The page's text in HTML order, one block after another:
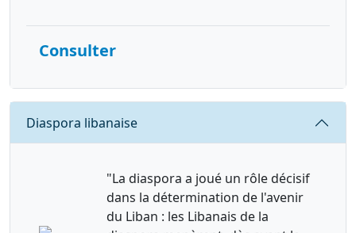
Consulter
Requête
Diaspora libanaise
"La diaspora a joué un rôle décisif
dans la détermination de l'avenir
du Liban : les Libanais de la